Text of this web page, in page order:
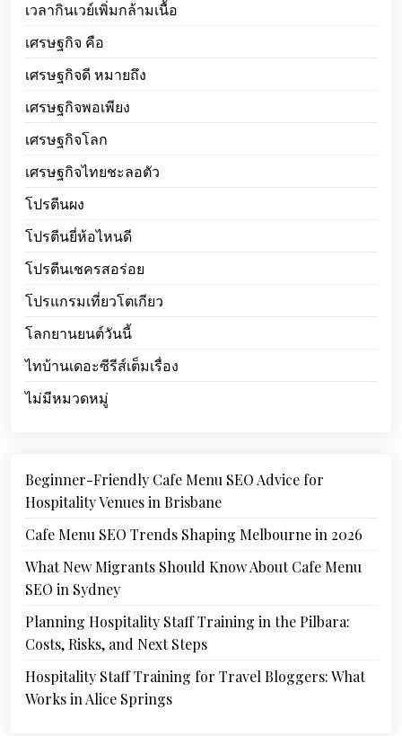
เวลากินเวย์เพิ่มกล้ามเนื้อ
เศรษฐกิจ คือ
เศรษฐกิจดี หมายถึง
เศรษฐกิจพอเพียง
เศรษฐกิจโลก
เศรษฐกิจไทยชะลอตัว
โปรตีนผง
โปรตีนยี่ห้อไหนดี
โปรตีนเชครสอร่อย
โปรแกรมเที่ยวโตเกียว
โลกยานยนต์วันนี้
ไทบ้านเดอะซีรีส์เต็มเรื่อง
ไม่มีหมวดหมู่
Beginner-Friendly Cafe Menu SEO Advice for
Hospitality Venues in Brisbane
Cafe Menu SEO Trends Shaping Melbourne in 2026
What New Migrants Should Know About Cafe Menu
SEO in Sydney
Planning Hospitality Staff Training in the Pilbara:
Costs, Risks, and Next Steps
Hospitality Staff Training for Travel Bloggers: What
Works in Alice Springs